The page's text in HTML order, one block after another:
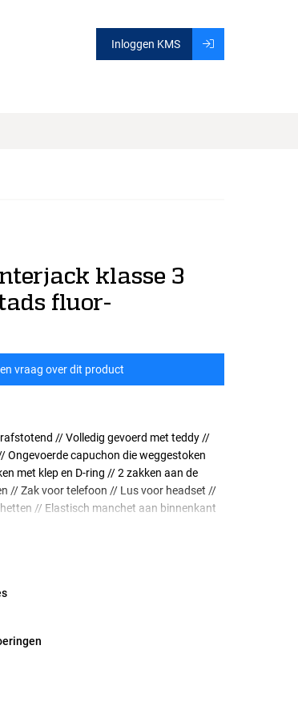
Inloggen KMS
klasse 3
fluor-
vraag over dit product
// Volledig gevoerd met teddy //
Ongevoerde capuchon die weggestoken
met klep en D-ring // 2 zakken aan de
// Zak voor telefoon // Lus voor headset //
// Elastisch manchet aan binnenkant
// Rits in voering voor eenvoudiger
gemaakt worden.